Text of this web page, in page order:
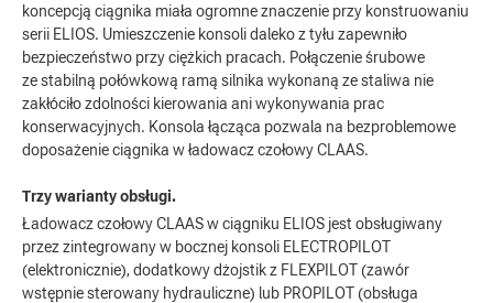
koncepcją ciągnika miała ogromne znaczenie przy konstruowaniu
serii ELIOS. Umieszczenie konsoli daleko z tyłu zapewniło
bezpieczeństwo przy ciężkich pracach. Połączenie śrubowe
ze stabilną połówkową ramą silnika wykonaną ze staliwa nie
zakłóciło zdolności kierowania ani wykonywania prac
konserwacyjnych. Konsola łącząca pozwala na bezproblemowe
doposażenie ciągnika w ładowacz czołowy CLAAS.
Trzy warianty obsługi.
Ładowacz czołowy CLAAS w ciągniku ELIOS jest obsługiwany
przez zintegrowany w bocznej konsoli ELECTROPILOT
(elektronicznie), dodatkowy dżojstik z FLEXPILOT (zawór
wstępnie sterowany hydrauliczne) lub PROPILOT (obsługa